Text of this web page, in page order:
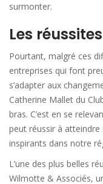
surmonter.
Les
Pourtant, malgré ces
entreprises qui font
s’adapter aux
Catherine Mallet du
bras. C’est en se
peut réussir à atteindre
inspirants dans notre
L’une des plus belles
Wilmotte & Associés,